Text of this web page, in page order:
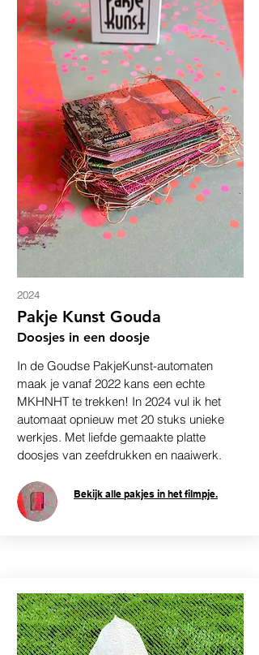
2024
Pakje Kunst Gouda
Doosjes in een doosje
In de Goudse PakjeKunst-automaten
maak je vanaf 2022 kans een echte
MKHNHT te trekken! In 2024 vul ik het
automaat opnieuw met 20 stuks unieke
werkjes. Met liefde gemaakte platte
doosjes van zeefdrukken en naaiwerk.
Bekijk alle pakjes in het filmpje.